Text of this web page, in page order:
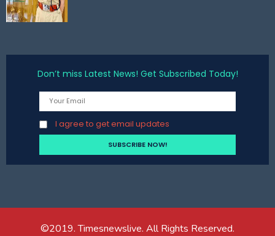
Don’t miss Latest News! Get Subscribed Today!
I agree to get email updates
©2019. Timesnewslive. All Rights Reserved.